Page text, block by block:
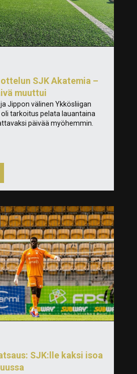
SJK Akatemia –
muuttui
Jippon välinen Ykkösliigan
oli tarkoitus pelata lauantaina
päivää myöhemmin.
SJK:lle kaksi isoa